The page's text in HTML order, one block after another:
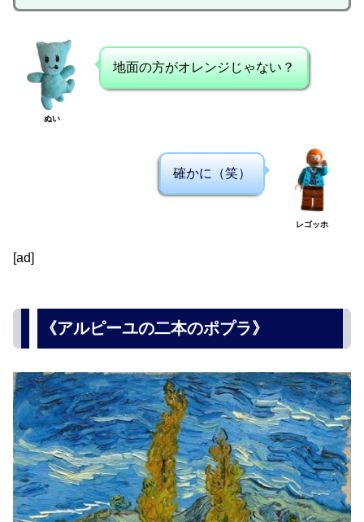
ぬい
地面の方がオレンジじゃない？
確かに（笑）
レゴッホ
[ad]
《アルピーユの二本のポプラ》